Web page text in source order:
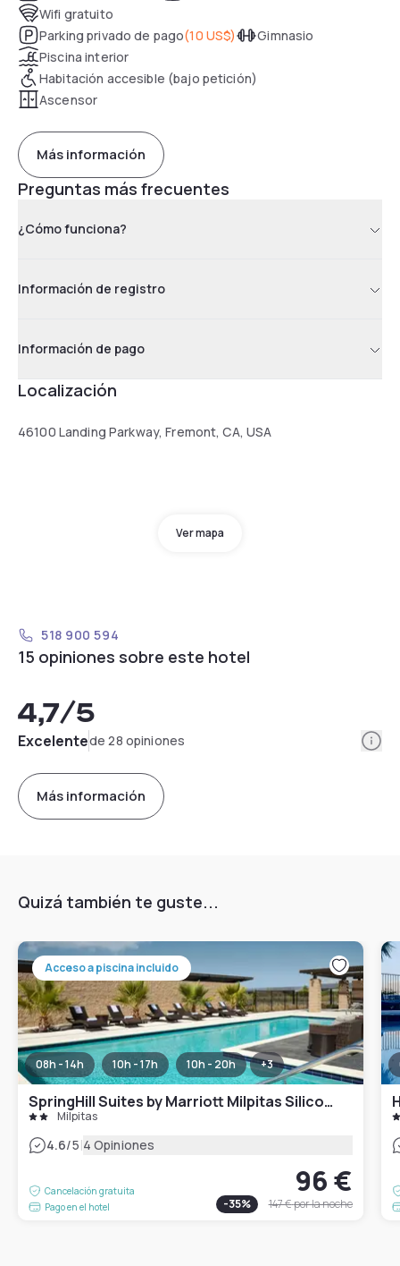
Wifi gratuito
Parking privado de pago(10 US$)
Gimnasio
Piscina interior
Habitación accesible (bajo petición)
Ascensor
Más información
Preguntas más frecuentes
¿Cómo funciona?
Información de registro
Información de pago
Localización
46100 Landing Parkway, Fremont, CA, USA
Ver mapa
518 900 594
15 opiniones sobre este hotel
4,7/5
Excelentede 28 opiniones
Más información
Quizá también te guste...
Acceso a piscina incluido
08h - 14h 10h - 17h 10h - 20h +3
SpringHill Suites by Marriott Milpitas Silicon Valley
Milpitas
4.6/5|4 Opiniones
Cancelación gratuita
Pago en el hotel
96 €
-35% 147 €por la noche